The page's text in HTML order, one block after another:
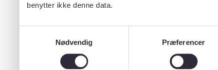
benytter ikke denne data.
Nødvendig
Præferencer